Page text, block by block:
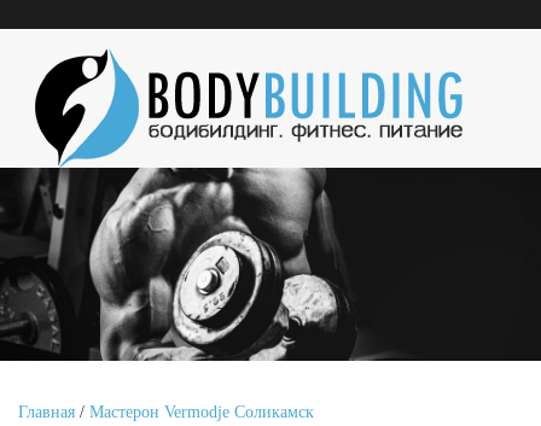
Главная / Мастерон Vermodje Соликамск